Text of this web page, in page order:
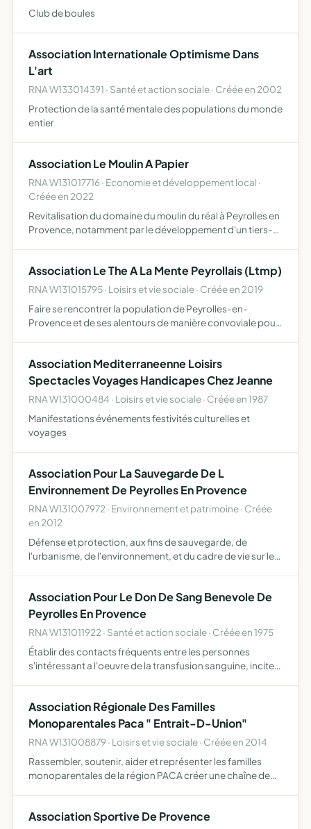
Club de boules
Association Internationale Optimisme Dans
L'art
RNA W133014391 · Santé et action sociale · Créée en 2002
Protection de la santé mentale des populations du monde
entier
Association Le Moulin A Papier
RNA W131017716 · Economie et développement local ·
Créée en 2022
Revitalisation du domaine du moulin du réal à Peyrolles en
Provence, notamment par le développement d'un tiers-
Association Le The A La Mente Peyrollais (Ltmp)
RNA W131015795 · Loisirs et vie sociale · Créée en 2019
Faire se rencontrer la population de Peyrolles-en-
Provence et de ses alentours de manière convoviale pour
Association Mediterraneenne Loisirs
Spectacles Voyages Handicapes Chez Jeanne
RNA W131000484 · Loisirs et vie sociale · Créée en 1987
Manifestations événements festivités culturelles et
voyages
Association Pour La Sauvegarde De L
Environnement De Peyrolles En Provence
RNA W131007972 · Environnement et patrimoine · Créée
en 2012
Défense et protection, aux fins de sauvegarde, de
l'urbanisme, de l'environnement, et du cadre de vie sur le
Association Pour Le Don De Sang Benevole De
Peyrolles En Provence
RNA W131011922 · Santé et action sociale · Créée en 1975
Établir des contacts fréquents entre les personnes
s'intéressant a l'oeuvre de la transfusion sanguine, inciter
Association Régionale Des Familles
Monoparentales Paca " Entrait-D-Union"
RNA W131008879 · Loisirs et vie sociale · Créée en 2014
Rassembler, soutenir, aider et représenter les familles
monoparentales de la région PACA créer une chaîne de
Association Sportive De Provence